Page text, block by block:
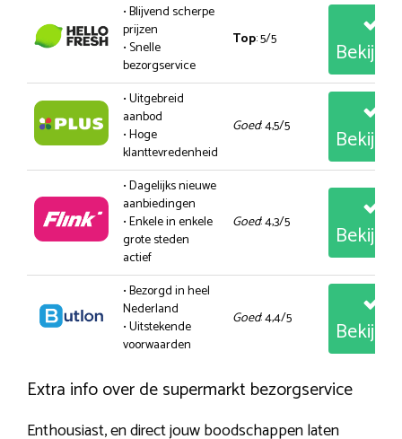
• Blijvend scherpe
prijzen
• Snelle
bezorgservice
Top: 5/5
• Uitgebreid
aanbod
• Hoge
klanttevredenheid
Goed: 4,5/5
• Dagelijks nieuwe
aanbiedingen
• Enkele in enkele
grote steden
actief
Goed: 4,3/5
• Bezorgd in heel
Nederland
• Uitstekende
voorwaarden
Goed: 4,4/5
Extra info over de supermarkt bezorgservice
Enthousiast, en direct jouw boodschappen laten